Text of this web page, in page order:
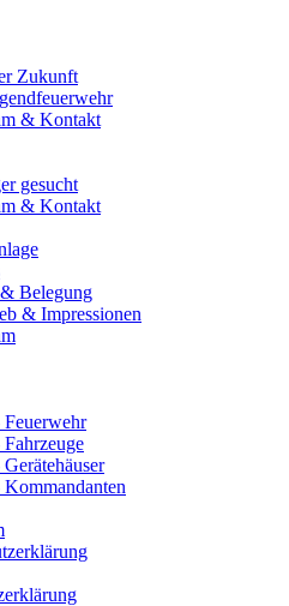
Zukunft
& Kontakt
gesucht
& Kontakt
Belegung
& Impressionen
Feuerwehr